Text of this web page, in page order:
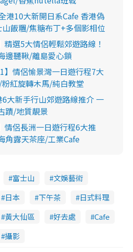
港10大新開日系Cafe 香港偽
飯糰/焦糖布丁+多個影相位
精選5大情侶輕鬆郊遊路線！
邊韆鞦/離島愛心鎖
】情侶愉景灣一日遊行程7大
紅旋轉木馬/純白教堂
6大新手行山郊遊路線推介 一
蹟/地質靚景
情侶長洲一日遊行程6大推
角露天茶座/工業Cafe
富士山
文娛藝術
日本 下午茶
日式料理
黃大仙區 好去處
Cafe
攝影